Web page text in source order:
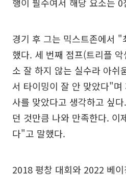
행이 필수여서 해당 요소는
경기 후 그는 믹스트존에서 "
했다. 세 번째 점프(트리플
소 잘 하지 않는 실수라 아쉬
서 타이밍이 잘 안 맞았다"
사를 맞았다고 생각하고 싶
던 것만큼 나와 만족한다. 이
다"고 말했다.
2018 평창 대회와 2022 베